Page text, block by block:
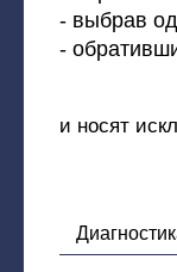
- выбрав
-
и носят